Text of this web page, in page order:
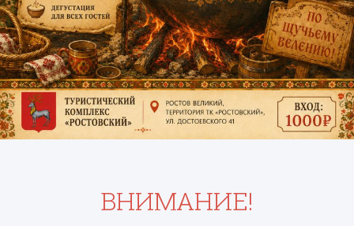
ВНИМАНИЕ!